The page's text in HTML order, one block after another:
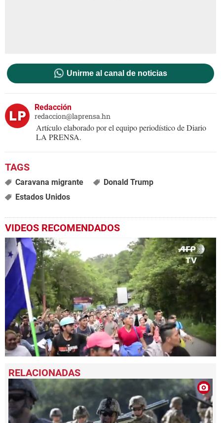
Unirme al canal de noticias
Redacción
redaccion@laprensa.hn
Artículo elaborado por el equipo periodístico de Diario
LA PRENSA.
Caravana migrante
Donald Trump
Estados Unidos
VIDEOS RECOMENDADOS
seconds
of
minute,
seconds